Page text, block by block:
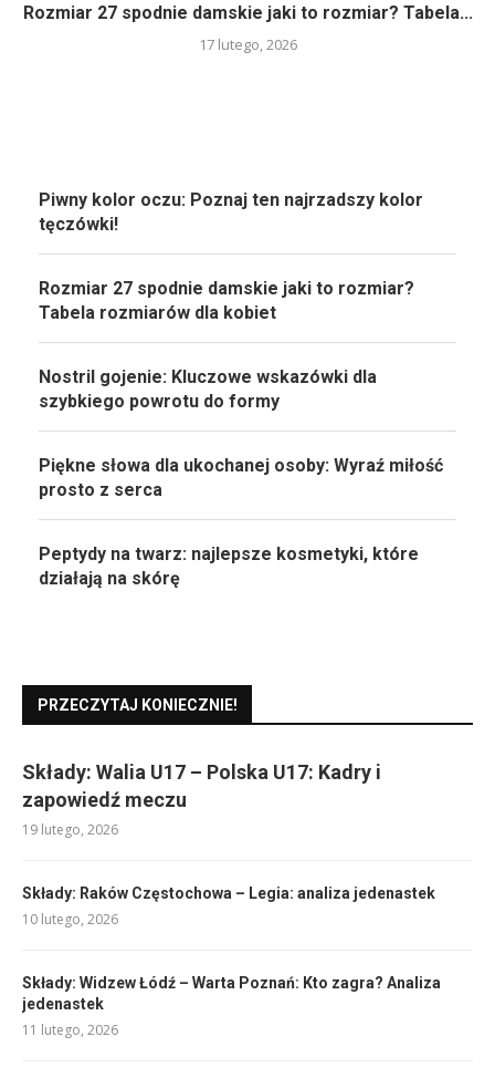
Rozmiar 27 spodnie damskie jaki to rozmiar? Tabela...
17 lutego, 2026
Piwny kolor oczu: Poznaj ten najrzadszy kolor
tęczówki!
Rozmiar 27 spodnie damskie jaki to rozmiar?
Tabela rozmiarów dla kobiet
Nostril gojenie: Kluczowe wskazówki dla
szybkiego powrotu do formy
Piękne słowa dla ukochanej osoby: Wyraź miłość
prosto z serca
Peptydy na twarz: najlepsze kosmetyki, które
działają na skórę
PRZECZYTAJ KONIECZNIE!
Składy: Walia U17 – Polska U17: Kadry i
zapowiedź meczu
19 lutego, 2026
Składy: Raków Częstochowa – Legia: analiza jedenastek
10 lutego, 2026
Składy: Widzew Łódź – Warta Poznań: Kto zagra? Analiza
jedenastek
11 lutego, 2026